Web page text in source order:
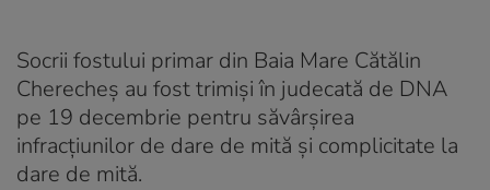
Socrii fostului primar din Baia Mare Cătălin
Cherecheș au fost trimiși în judecată de DNA
pe 19 decembrie pentru săvârșirea
infracțiunilor de dare de mită și complicitate la
dare de mită.